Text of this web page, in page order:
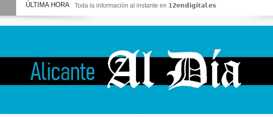
ÚLTIMA HORA Toda la información al instante en 𝟭𝟮𝗲𝗻𝗱𝗶𝗴𝗶𝘁𝗮𝗹.𝗲𝘀